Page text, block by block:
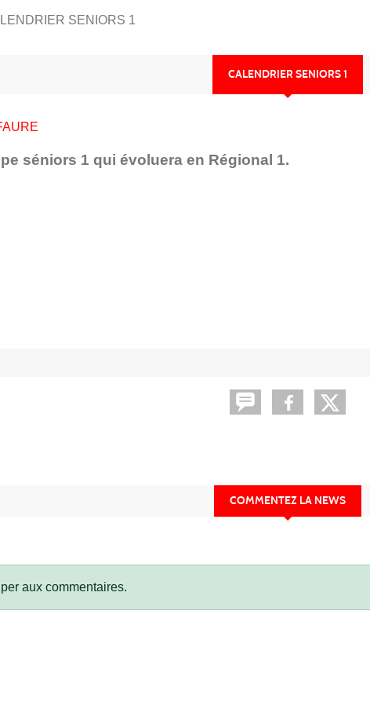
SENIORS 1
CALENDRIER SENIORS 1
séniors 1 qui évoluera en Régional 1.
COMMENTEZ LA NEWS
aux commentaires.